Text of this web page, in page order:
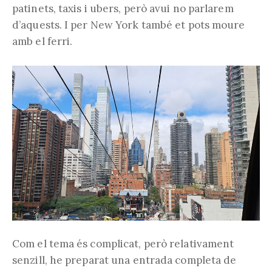
patinets, taxis i ubers, però avui no parlarem
d’aquests. I per New York també et pots moure
amb el ferri.
Com el tema és complicat, però relativament
senzill, he preparat una entrada completa de